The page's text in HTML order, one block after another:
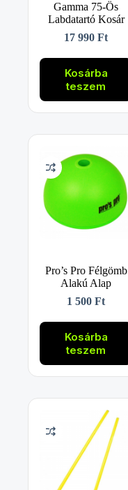
Gamma 75-Ös
Labdatartó Kosár
17 990Ft
Kosárba
teszem
Pro’s Pro Félgömb
Alakú Alap
1 500Ft
Kosárba
teszem